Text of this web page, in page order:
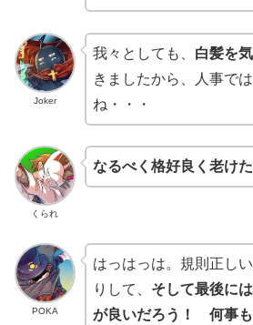
Joker
我々としても、 白髪を
きましたから、人事で
ね・・・
くられ
なるべく格好良く老け
POKA
はっはっは。規則正し
りして、 そして最後に
が良いだろう！ 何事